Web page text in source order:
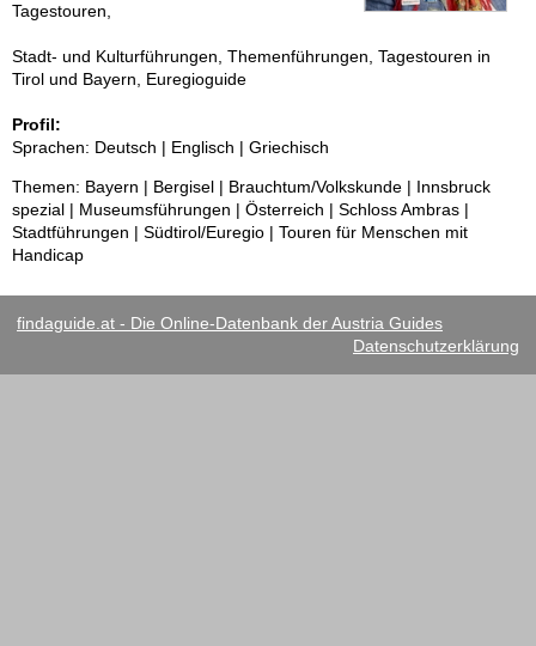
Tagestouren,
Stadt- und Kulturführungen, Themenführungen, Tagestouren in
Tirol und Bayern, Euregioguide
Profil:
Sprachen: Deutsch | Englisch | Griechisch
Themen: Bayern | Bergisel | Brauchtum/Volkskunde | Innsbruck
spezial | Museumsführungen | Österreich | Schloss Ambras |
Stadtführungen | Südtirol/Euregio | Touren für Menschen mit
Handicap
findaguide.at - Die Online-Datenbank der Austria Guides
Datenschutzerklärung